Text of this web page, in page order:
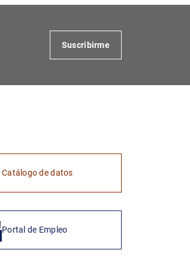
Suscribirme
Catálogo de datos
Portal de Empleo